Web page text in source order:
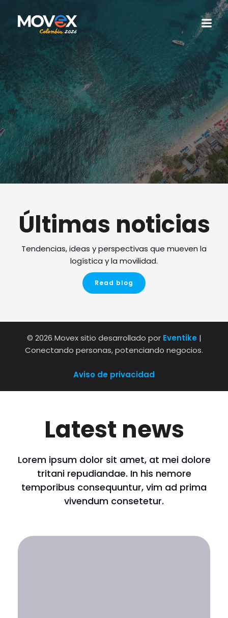
Últimas noticias
Tendencias, ideas y perspectivas que mueven la
logística y la movilidad.
Read blog
© 2026 Movex sitio desarrollado por Eventike |
Conectando personas, potenciando negocios.
Aviso de privacidad
Latest news
Lorem ipsum dolor sit amet, at mei dolore
tritani repudiandae. In his nemore
temporibus consequuntur, vim ad prima
vivendum consetetur.